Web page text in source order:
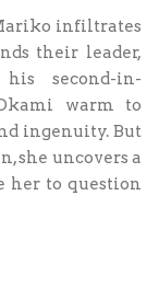
infiltrates
their leader,
second-in-
warm to
ingenuity. But
she uncovers a
her to question